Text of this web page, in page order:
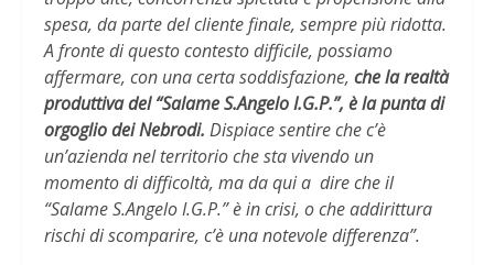
spesa, da parte del cliente finale, sempre più ridotta.
A fronte di questo contesto difficile, possiamo
affermare, con una certa soddisfazione, che la realtà
produttiva del “Salame S.Angelo I.G.P.”, è la punta di
orgoglio dei Nebrodi. Dispiace sentire che c’è
un’azienda nel territorio che sta vivendo un
momento di difficoltà, ma da qui a dire che il
“Salame S.Angelo I.G.P.” è in crisi, o che addirittura
rischi di scomparire, c’è una notevole differenza”.